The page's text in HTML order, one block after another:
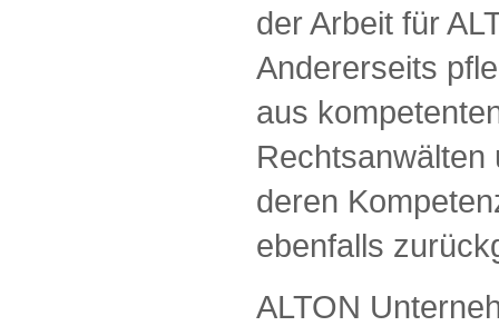
der Arbeit für
Andererseits
aus
Rechtsanwälten
deren
ebenfalls
ALTON